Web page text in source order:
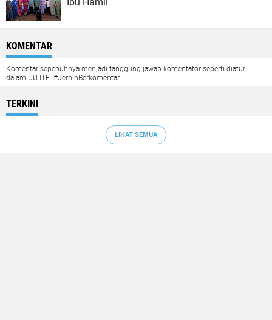
KOMENTAR
Komentar sepenuhnya menjadi tanggung jawab komentator seperti diatur
dalam UU ITE. #JernihBerkomentar
TERKINI
LIHAT SEMUA